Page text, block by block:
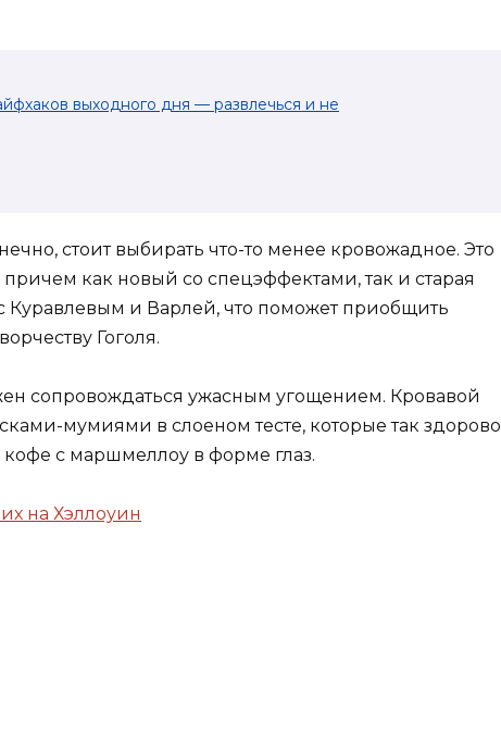
выходного дня — развлечься и не
стоит выбирать что-то менее кровожадное. Это
как новый со спецэффектами, так и старая
Куравлевым и Варлей, что поможет приобщить
Гоголя.
сопровождаться ужасным угощением. Кровавой
мумиями в слоеном тесте, которые так здорово
с маршмеллоу в форме глаз.